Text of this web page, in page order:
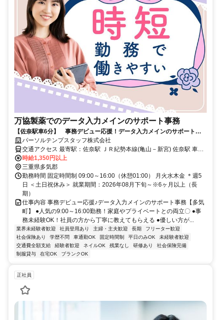
万協製薬でのデータ入力メインのサポート事務
【佐奈駅車6分】 事務デビュー応援！データ入力メインのサポート事
務【多気町】
パーソルテンプスタッフ株式会社
交通アクセス 最寄駅：佐奈駅 ＪＲ紀勢本線(亀山－新宮) 佐奈駅 車6
時給1,350円以上
三重県多気郡
勤務時間 固定時間制 09:00～16:00（休憩01:00） 月火水木金 ＊週5
日 ＜土日祝休み＞ 就業期間：2026年08月下旬～※6ヶ月以上（長
期）
仕事内容 事務デビュー応援♪データ入力メインのサポート事務【多気
町】 ●人気の9:00～16:00勤務！家庭やプライベートとの両立〇 ●事
務未経験OK！社員の方から丁寧に教えてもらえる ●優しい方が...
業界未経験者歓迎 社員登用あり 主婦・主夫歓迎 長期
フリーター歓迎
社会保険あり
学歴不問 車通勤OK 固定時間制 平日のみOK
未経験者歓迎
交通費全額支給
経験者歓迎 ネイルOK 残業なし 研修あり
社会保険完備
制服貸与
在宅OK ブランクOK
正社員